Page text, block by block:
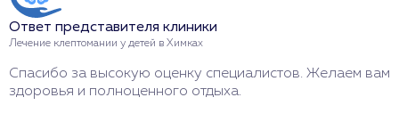
Ответ представителя клиники
Лечение клептомании у детей в Химках
Спасибо за высокую оценку специалистов. Желаем вам
здоровья и полноценного отдыха.